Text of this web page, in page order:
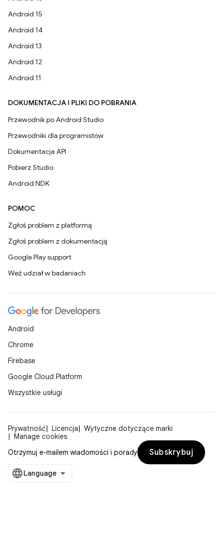
Android 15
Android 14
Android 13
Android 12
Android 11
DOKUMENTACJA I PLIKI DO POBRANIA
Przewodnik po Android Studio
Przewodniki dla programistów
Dokumentacja API
Pobierz Studio
Android NDK
POMOC
Zgłoś problem z platformą
Zgłoś problem z dokumentacją
Google Play support
Weź udział w badaniach
Android
Chrome
Firebase
Google Cloud Platform
Wszystkie usługi
Prywatność Licencja
Wytyczne dotyczące marki
Manage cookies
Otrzymuj e-mailem wiadomości i porady
Subskrybuj